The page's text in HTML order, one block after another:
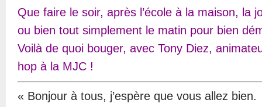
Que faire le soir, après l’école à la maison, la
ou bien tout simplement le matin pour bien
Voilà de quoi bouger, avec Tony Diez,
hop à la MJC !
« Bonjour à tous, j’espère que vous allez bien.